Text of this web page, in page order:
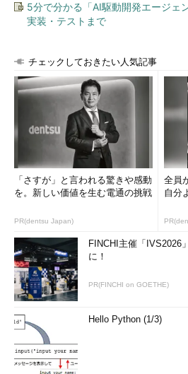
5分で分かる「AI駆動開発エージェ
実装・テストまで
チェックしておきたい人気記事
「さすが」と言われる驚きや感動
を。新しい価値を生む電通の挑戦
PR(dentsu Japan)
全員
自分
FINCHI主催「IVS2026
に！
PR(FINCHI on GOETHE)
Hello Python (1/3)